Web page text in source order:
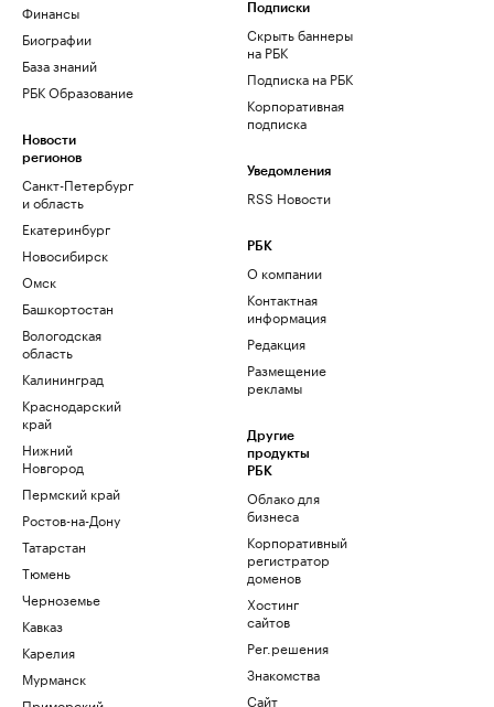
Финансы
Биографии
База знаний
РБК Образование
Новости
регионов
Санкт-Петербург
и область
Екатеринбург
Новосибирск
Омск
Башкортостан
Вологодская
область
Калининград
Краснодарский
край
Нижний
Новгород
Пермский край
Ростов-на-Дону
Татарстан
Тюмень
Черноземье
Кавказ
Карелия
Мурманск
Подписки
Скрыть баннеры
на РБК
Подписка на РБК
Корпоративная
подписка
Уведомления
RSS Новости
РБК
О компании
Контактная
информация
Редакция
Размещение
рекламы
Другие
продукты
РБК
Облако для
бизнеса
Корпоративный
регистратор
доменов
Хостинг
сайтов
Рег.решения
Знакомства
Сайт